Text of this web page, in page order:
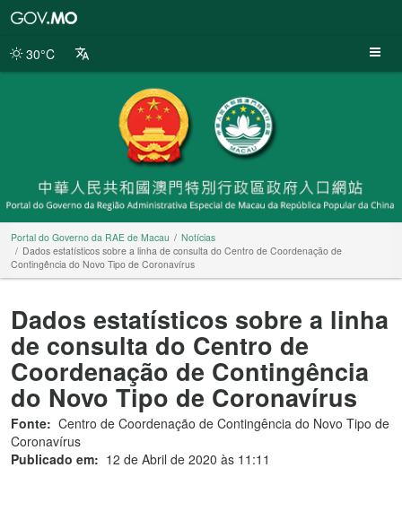
da
30°C
Portal do Governo da RAE de Macau
Notícias
Dados estatísticos sobre a linha de consulta do Centro de Coordenação de
Contingência do Novo Tipo de Coronavírus
Dados estatísticos sobre a linha
de consulta do Centro de
Coordenação de Contingência
do Novo Tipo de Coronavírus
Fonte: Centro de Coordenação de Contingência do Novo Tipo de
Coronavírus
Publicado em: 12 de Abril de 2020 às 11:11